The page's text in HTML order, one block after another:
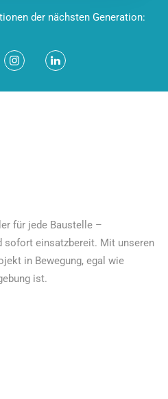
der nächsten Generation:
für jede Baustelle –
sofort einsatzbereit. Mit unseren
in Bewegung, egal wie
ist.